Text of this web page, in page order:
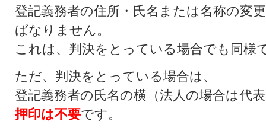
登記義務者の住所・氏名または名称の変
ばなりません。
これは、判決をとっている場合でも同様
ただ、判決をとっている場合は、
登記義務者の氏名の横（法人の場合は代
押印は不要です。